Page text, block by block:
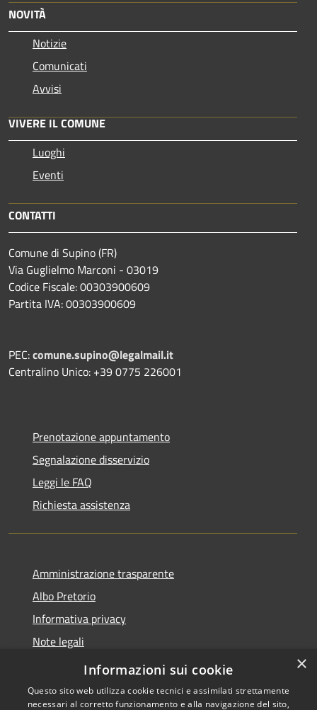
NOVITÀ
Notizie
Comunicati
Avvisi
VIVERE IL COMUNE
Luoghi
Eventi
CONTATTI
Comune di Supino (FR)
Via Guglielmo Marconi - 03019
Codice Fiscale: 00303900609
Partita IVA: 00303900609
PEC:comune.supino@legalmail.it
Centralino Unico: +39 0775 226001
Prenotazione appuntamento
Segnalazione disservizio
Leggi le FAQ
Richiesta assistenza
Amministrazione trasparente
Albo Pretorio
Informativa privacy
Note legali
Dichiarazione di accessibilità
×
Informazioni sui cookie
Questo sito web utilizza cookie tecnici e assimilati strettamente
necessari al corretto funzionamento e alla navigazione del sito,